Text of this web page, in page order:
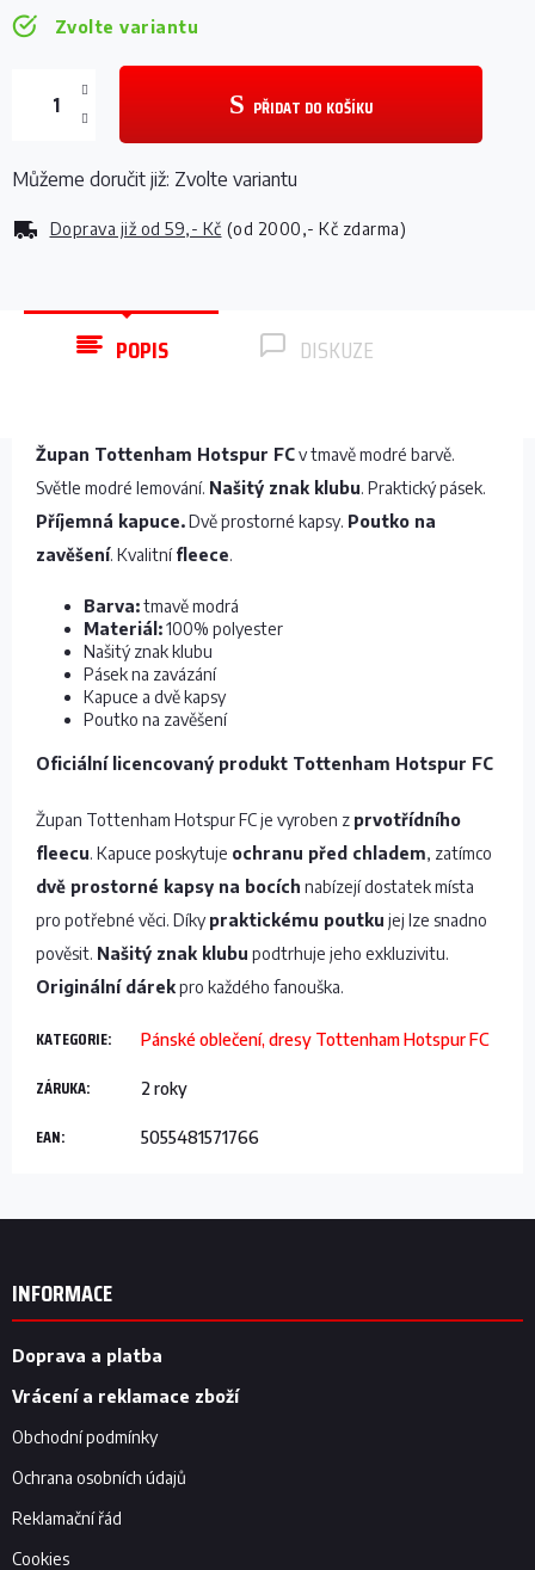
Zvolte variantu
Doprava již od 59,- Kč (od 2000,- Kč zdarma)
PŘIDAT DO KOŠÍKU
Můžeme doručit již: Zvolte variantu
POPIS DISKUZE
Župan Tottenham Hotspur FCv tmavě modré barvě.
Světle modré lemování. Našitý znak klubu. Praktický pásek.
Příjemná kapuce.Dvě prostorné kapsy. Poutko na
zavěšení. Kvalitnífleece.
Barva:tmavě modrá
Materiál:100% polyester
Našitý znak klubu
Pásek na zavázání
Kapuce a dvě kapsy
Poutko na zavěšení
Oficiální licencovaný produkt Tottenham Hotspur FC
Župan Tottenham Hotspur FC je vyroben z prvotřídního
fleecu. Kapuce poskytuje ochranu před chladem, zatímco
dvě prostorné kapsy na bocích nabízejí dostatek místa
pro potřebné věci. Díkypraktickému poutku jej lze snadno
pověsit. Našitý znak klubu podtrhuje jeho exkluzivitu.
Originální dárekpro každého fanouška.
KATEGORIE: Pánské oblečení, dresy Tottenham Hotspur FC
ZÁRUKA: 2 roky
EAN: 5055481571766
Z
INFORMACE
Doprava a platba
Vrácení a reklamace zboží
Obchodní podmínky
Ochrana osobních údajů
Reklamační řád
Cookies